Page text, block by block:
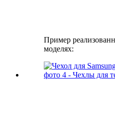
Пример
моделях: